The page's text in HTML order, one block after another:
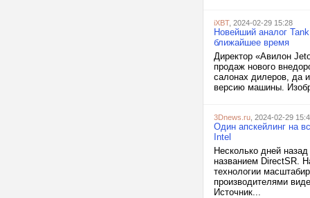
iXBT, 2024-02-29 15:28
Новейший аналог
ближайшее время
Директор «Авилон
продаж нового
салонах дилеров, да
версию машины.
3Dnews.ru , 2024-02-29
Один апскейлинг на
Intel
Несколько дней
названием DirectSR.
технологии
производителями
Источник...